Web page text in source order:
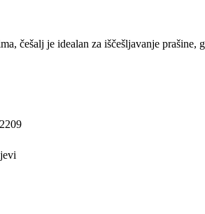
češalj je idealan za iščešljavanje prašine,